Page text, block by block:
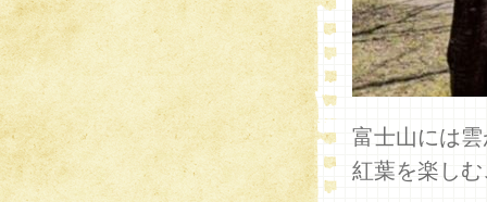
富士山には
紅葉を楽し